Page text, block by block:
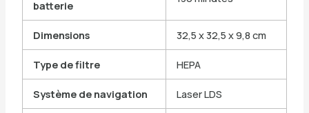
batterie
Dimensions 32,5 x 32,5 x 9,8 cm
Type de filtre HEPA
Système de navigation Laser LDS